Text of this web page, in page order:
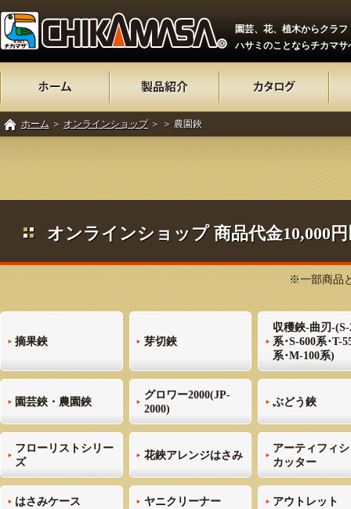
園芸、花、植木からクラフ
ハサミのことならチカマサ
ホーム ＞ オンラインショップ＞ ＞ 農園鋏
オンラインショップ 商品代金10,000
※一部商品
摘果鋏 芽切鋏
収穫鋏-曲刃-(S-
系･S-600系･T-
系･M-100系)
園芸鋏・農園鋏
グロワー2000(JP-
2000)
ぶどう鋏
フローリストシリー
ズ
花鋏アレンジはさみ
アーティフィ
カッター
はさみケース ヤニクリーナー アウトレット